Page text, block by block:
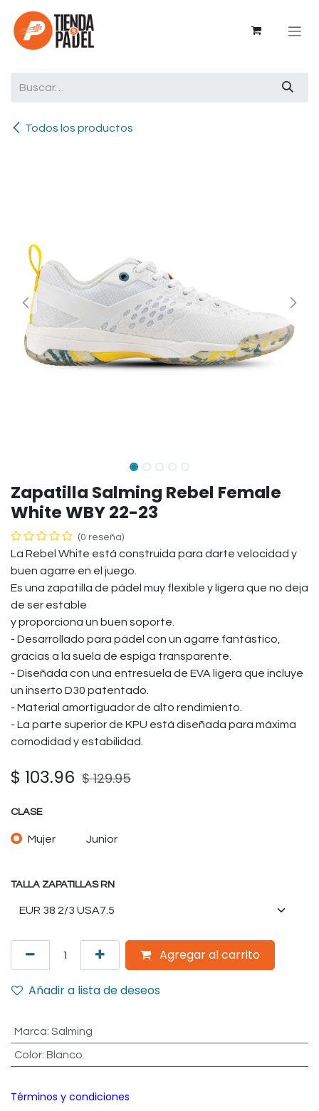
Ir al contenido
Todos los productos
Zapatilla Salming Rebel Female
White WBY 22-23
(0 reseña)
La Rebel White está construida para darte velocidad y
buen agarre en el juego.
Es una zapatilla de pádel muy flexible y ligera que no deja
de ser estable
y proporciona un buen soporte.
- Desarrollado para pádel con un agarre fantástico,
gracias a la suela de espiga transparente.
- Diseñada con una entresuela de EVA ligera que incluye
un inserto D30 patentado.
- Material amortiguador de alto rendimiento.
- La parte superior de KPU está diseñada para máxima
comodidad y estabilidad.
$ 103.96 $129.95
CLASE
Mujer Junior
TALLA ZAPATILLAS RN
Agregar al carrito
Añadir a lista de deseos
Marca: Salming
Color: Blanco
Términos y condiciones